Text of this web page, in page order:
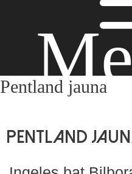
Pentland jauna
Pentland